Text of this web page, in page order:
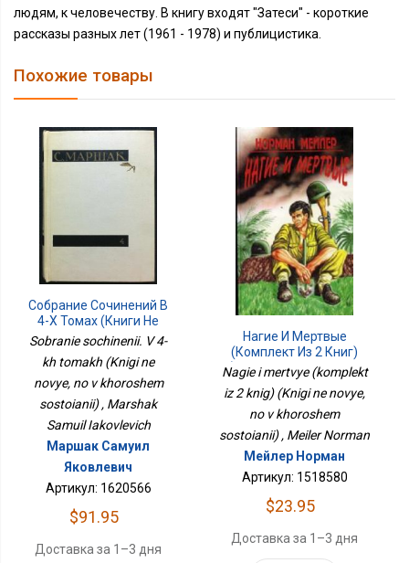
людям, к человечеству. В книгу входят "Затеси" - короткие
рассказы разных лет (1961 - 1978) и публицистика.
Похожие товары
Собрание Сочинений В
4-Х Томах (Книги Не
Новые, Но В Хорошем
Sobranie sochinenii. V 4-
kh tomakh (Knigi ne
novye, no v khoroshem
sostoianii) , Marshak
Samuil Iakovlevich
Маршак Самуил
Яковлевич
Артикул: 1620566
$91.95
Доставка за 1–3 дня
Нагие И Мертвые
(комплект Из 2 Книг)
(Книги Не Новые, Но В
Хорошем Состоянии)
Nagie i mertvye (komplekt
iz 2 knig) (Knigi ne novye,
no v khoroshem
sostoianii) , Meiler Norman
Мейлер Норман
Артикул: 1518580
$23.95
Доставка за 1–3 дня